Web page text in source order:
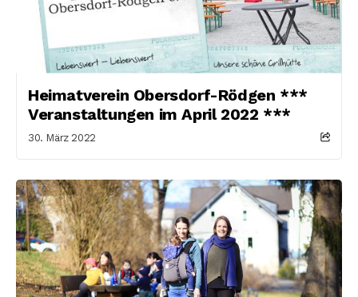
Heimatverein Obersdorf-Rödgen ***
Veranstaltungen im April 2022 ***
30. März 2022